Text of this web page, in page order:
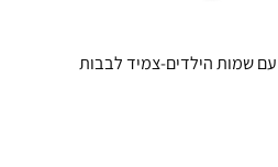
שמות הילדים-צמיד לבבות